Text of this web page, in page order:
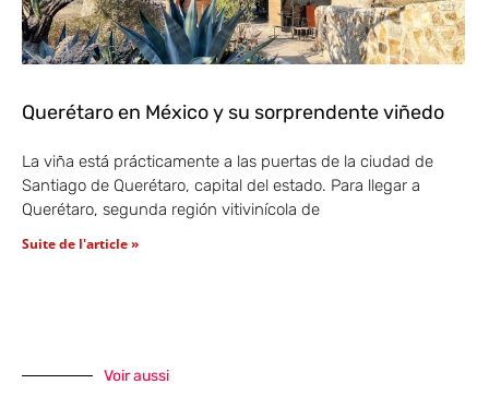
Querétaro en México y su sorprendente viñedo
La viña está prácticamente a las puertas de la ciudad de
Santiago de Querétaro, capital del estado. Para llegar a
Querétaro, segunda región vitivinícola de
Suite de l'article »
Voir aussi